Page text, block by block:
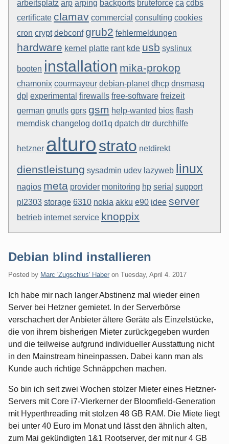
arbeitsplatz arp arping backports bruteforce ca cdbs
certificate clamav commercial consulting cookies
cron crypt debconf grub2 fehlermeldungen
hardware kernel platte rant kde usb syslinux
booten installation mika-prokop
chamonix courmayeur debian-planet dhcp dnsmasq
dpl experimental firewalls free-software freizeit
german gnutls gprs gsm help-wanted bios flash
memdisk changelog dot1q dpatch dtr durchhilfe
hetzner alturo strato netdirekt
dienstleistung sysadmin udev lazyweb linux
nagios meta provider monitoring hp serial support
pl2303 storage 6310 nokia akku e90 idee server
betrieb internet service knoppix
Debian blind installieren
Posted by Marc 'Zugschlus' Haber on Tuesday, April 4. 2017
Ich habe mir nach langer Abstinenz mal wieder einen
Server bei Hetzner gemietet. In der Serverbörse
verschachert der Anbieter ältere Geräte als Einzelstücke,
die von ihrem bisherigen Mieter zurückgegeben wurden
und die teilweise aufgrund individueller Ausstattung nicht
in den Mainstream hineinpassen. Dabei kann man als
Kunde auch richtige Schnäppchen machen.
So bin ich seit zwei Wochen stolzer Mieter eines Hetzner-
Servers mit Core i7-Vierkerner der Bloomfield-Generation
mit Hyperthreading mit stolzen 48 GB RAM. Die Miete liegt
bei unter 40 Euro im Monat und lässt den ähnlich alten,
zum Mai gekündigten 1&1 Rootserver, der mit nur 4 GB